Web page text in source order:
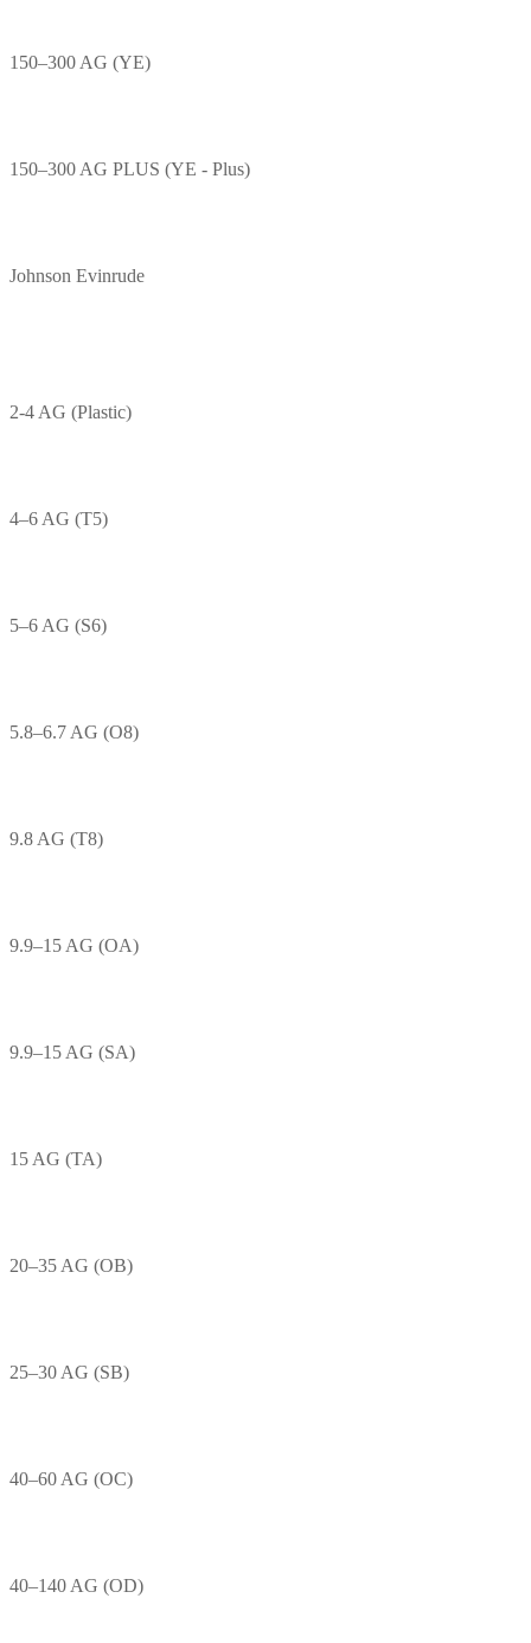
150–300 AG (YE)
150–300 AG PLUS (YE - Plus)
Johnson Evinrude
2-4 AG (Plastic)
4–6 AG (T5)
5–6 AG (S6)
5.8–6.7 AG (O8)
9.8 AG (T8)
9.9–15 AG (OA)
9.9–15 AG (SA)
15 AG (TA)
20–35 AG (OB)
25–30 AG (SB)
40–60 AG (OC)
40–140 AG (OD)